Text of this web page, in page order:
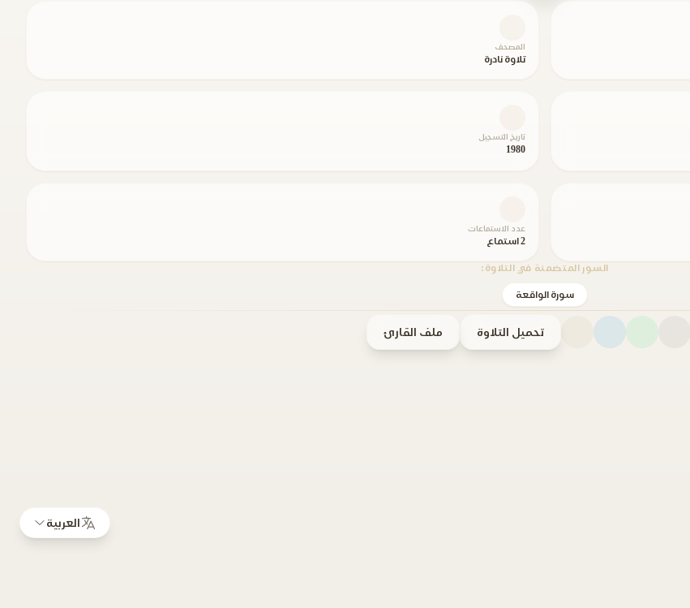
المصحف
تلاوة نادرة
تاريخ التسجيل
1980
عدد الاستماعات
2 استماع
السور المتضمنة في التلاوة:
سورة الواقعة
تحميل التلاوة ملف القارئ
العربية